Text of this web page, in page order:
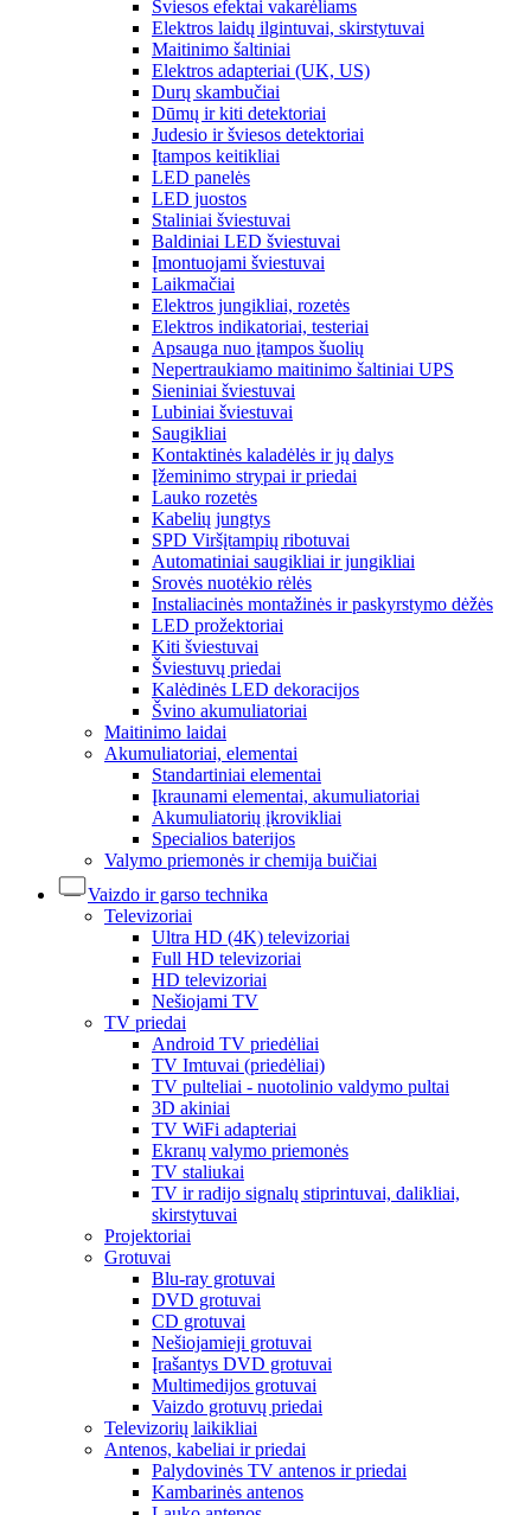
Šviesos efektai vakarėliams
Elektros laidų ilgintuvai, skirstytuvai
Maitinimo šaltiniai
Elektros adapteriai (UK, US)
Durų skambučiai
Dūmų ir kiti detektoriai
Judesio ir šviesos detektoriai
Įtampos keitikliai
LED panelės
LED juostos
Staliniai šviestuvai
Baldiniai LED šviestuvai
Įmontuojami šviestuvai
Laikmačiai
Elektros jungikliai, rozetės
Elektros indikatoriai, testeriai
Apsauga nuo įtampos šuolių
Nepertraukiamo maitinimo šaltiniai UPS
Sieniniai šviestuvai
Lubiniai šviestuvai
Saugikliai
Kontaktinės kaladėlės ir jų dalys
Įžeminimo strypai ir priedai
Lauko rozetės
Kabelių jungtys
SPD Viršįtampių ribotuvai
Automatiniai saugikliai ir jungikliai
Srovės nuotėkio rėlės
Instaliacinės montažinės ir paskyrstymo dėžės
LED prožektoriai
Kiti šviestuvai
Šviestuvų priedai
Kalėdinės LED dekoracijos
Švino akumuliatoriai
Maitinimo laidai
Akumuliatoriai, elementai
Standartiniai elementai
Įkraunami elementai, akumuliatoriai
Akumuliatorių įkrovikliai
Specialios baterijos
Valymo priemonės ir chemija buičiai
Vaizdo ir garso technika
Televizoriai
Ultra HD (4K) televizoriai
Full HD televizoriai
HD televizoriai
Nešiojami TV
TV priedai
Android TV priedėliai
TV Imtuvai (priedėliai)
TV pulteliai - nuotolinio valdymo pultai
3D akiniai
TV WiFi adapteriai
Ekranų valymo priemonės
TV staliukai
TV ir radijo signalų stiprintuvai, dalikliai,
skirstytuvai
Projektoriai
Grotuvai
Blu-ray grotuvai
DVD grotuvai
CD grotuvai
Nešiojamieji grotuvai
Įrašantys DVD grotuvai
Multimedijos grotuvai
Vaizdo grotuvų priedai
Televizorių laikikliai
Antenos, kabeliai ir priedai
Palydovinės TV antenos ir priedai
Kambarinės antenos